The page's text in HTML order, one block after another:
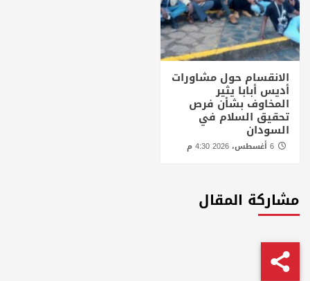
الانقسام حول مشاورات
أديس أبابا يثير
المخاوف بشأن فرص
تحقيق السلام في
السودان
مشاركة المقال